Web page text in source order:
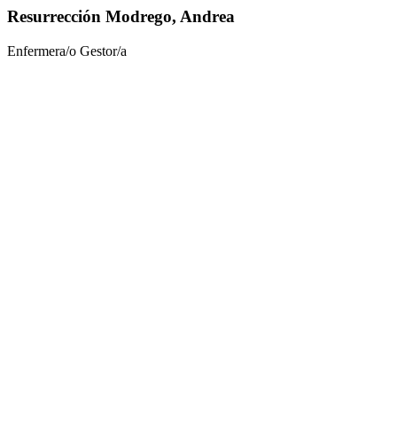
Resurrección Modrego, Andrea
Enfermera/o Gestor/a